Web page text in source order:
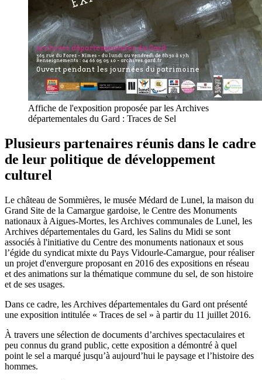
Affiche de l'exposition proposée par les Archives
départementales du Gard : Traces de Sel
Plusieurs partenaires réunis dans le cadre
de leur politique de développement
culturel
Le château de Sommières, le musée Médard de Lunel, la maison du
Grand Site de la Camargue gardoise, le Centre des Monuments
nationaux à Aigues-Mortes, les Archives communales de Lunel, les
Archives départementales du Gard, les Salins du Midi se sont
associés à l'initiative du Centre des monuments nationaux et sous
l’égide du syndicat mixte du Pays Vidourle-Camargue, pour réaliser
un projet d'envergure proposant en 2016 des expositions en réseau
et des animations sur la thématique commune du sel, de son histoire
et de ses usages.
Dans ce cadre, les Archives départementales du Gard ont présenté
une exposition intitulée « Traces de sel » à partir du 11 juillet 2016.
À travers une sélection de documents d’archives spectaculaires et
peu connus du grand public, cette exposition a démontré à quel
point le sel a marqué jusqu’à aujourd’hui le paysage et l’histoire des
hommes.